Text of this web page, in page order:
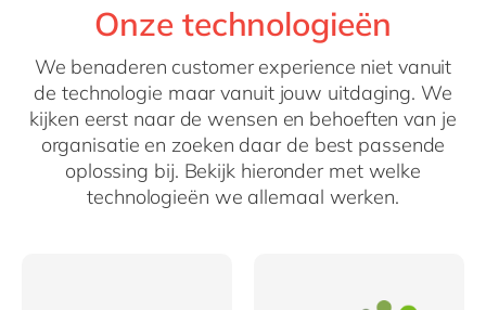
Onze technologieën
We benaderen customer experience niet vanuit
de technologie maar vanuit jouw uitdaging. We
kijken eerst naar de wensen en behoeften van je
organisatie en zoeken daar de best passende
oplossing bij. Bekijk hieronder met welke
technologieën we allemaal werken.